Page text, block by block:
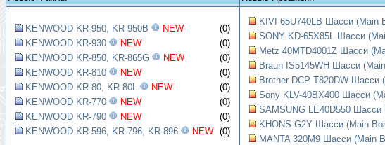
KENWOOD KR-950, KR-950B NEW
(0)
KENWOOD KR-930
NEW
(0)
KENWOOD KR-850, KR-865G
NEW
(0)
KENWOOD KR-810
NEW
(0)
KENWOOD KR-80, KR-80L
NEW
(0)
KENWOOD KR-770
NEW
(0)
KENWOOD KR-790
NEW
(0)
KENWOOD KR-596, KR-796, KR-896
NEW (0)
KIVI 65U740LB Шасси (Main
SONY KD-65X85L Шасси
Metz 40MTD4001Z Шасси
Braun IS5145WH Шасси
Brother DCP T820DW Шасси
Sony KLV-40BX400 Шасси
SAMSUNG LE40D550 Шасси
KHONS G2Y Шасси (Main
MANTA 320M9 Шасси (Main